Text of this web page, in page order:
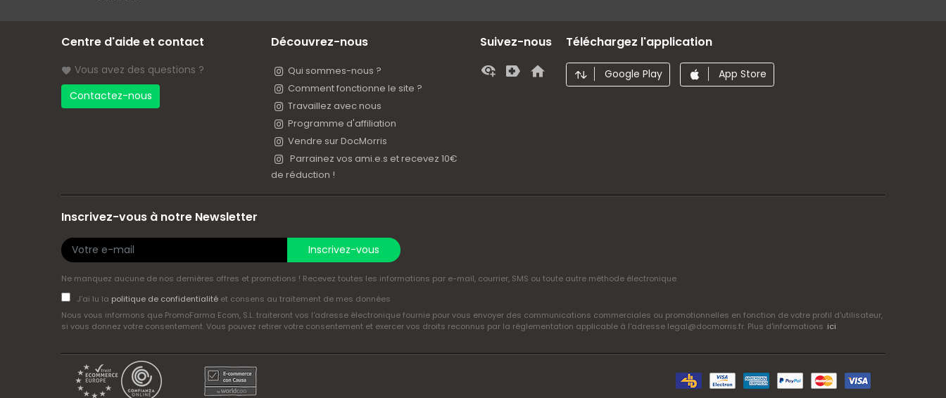
Centre d'aide et contact
Vous avez des questions ?
Contactez-nous
Découvrez-nous
Qui sommes-nous ?
Comment fonctionne le site ?
Travaillez avec nous
Programme d'affiliation
Vendre sur DocMorris
Parrainez vos ami.e.s et recevez 10€
de réduction !
Suivez-nous Téléchargez l'application
Google Play App Store
Inscrivez-vous à notre Newsletter
Inscrivez-vous
Ne manquez aucune de nos dernières offres et promotions ! Recevez toutes les informations par e-mail, courrier, SMS ou toute autre méthode électronique
J’ai lu la politique de confidentialité et consens au traitement de mes données
Nous vous informons que PromoFarma Ecom, S.L. traiteront vos l'adresse électronique fournie pour vous envoyer des communications commerciales ou promotionnelles en fonction de votre profil d'utilisateur,
si vous donnez votre consentement. Vous pouvez retirer votre consentement et exercer vos droits reconnus par la réglementation applicable à l'adresse legal@docmorris.fr. Plus d'informations .ici.